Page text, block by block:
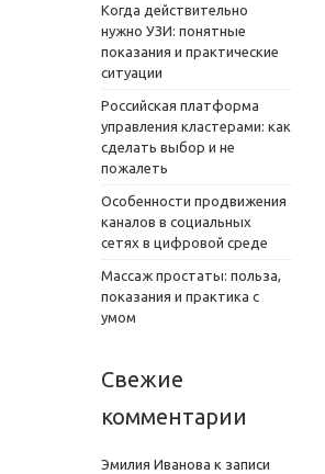
Когда действительно
нужно УЗИ: понятные
показания и практические
ситуации
Российская платформа
управления кластерами: как
сделать выбор и не
пожалеть
Особенности продвижения
каналов в социальных
сетях в цифровой среде
Массаж простаты: польза,
показания и практика с
умом
Свежие
комментарии
Эмилия Иванова к записи